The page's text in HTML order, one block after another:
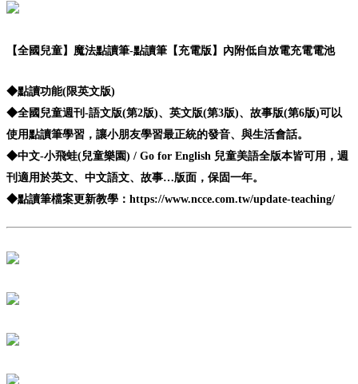
【全國兒童】 魔法點讀筆-點讀筆【充電版】內附低自放電充電電池
◆點讀功能(限英文版)
◆全國兒童週刊-語文版(第2版)、英文版(第3版)、故事版(第6版)可以
使用點讀筆學習，讓小朋友學習最正統的發音、與生活會話。
◆中文-小飛蛙(兒童樂園) / Go for English 兒童美語全版本皆可用，週
刊適用於英文、中文語文、故事…版面，保固一年。
◆點讀筆檔案更新教學：https://www.ncce.com.tw/update-teaching/